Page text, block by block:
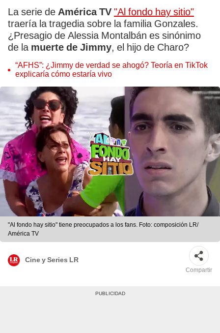
La serie de América TV "Al fondo hay sitio"
traería la tragedia sobre la familia Gonzales.
¿Presagio de Alessia Montalbán es sinónimo
de la muerte de Jimmy, el hijo de Charo?
“AFHS”: ¿Jimmy de verdad se ahogó? Teoría en TikTok
explicaría cómo estaría vivo
"Al fondo hay sitio" tiene preocupados a los fans. Foto: composición LR/
América TV
Cine y Series LR
Compartir